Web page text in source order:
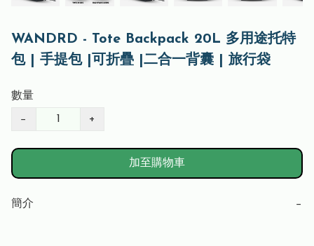
WANDRD - Tote Backpack 20L 多用途托特
包 | 手提包 |可折疊 |二合一背囊 | 旅行袋
數量
− +
加至購物車
簡介 −